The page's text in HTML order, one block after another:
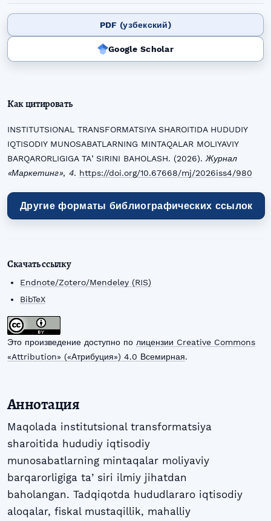
PDF (узбекский)
Google Scholar
Как цитировать
INSTITUTSIONAL TRANSFORMATSIYA SHAROITIDA HUDUDIY
IQTISODIY MUNOSABATLARNING MINTAQALAR MOLIYAVIY
BARQARORLIGIGA TAʼSIRINI BAHOLASH. (2026). Журнал
«Маркетинг», 4. https://doi.org/10.67668/mj/2026iss4/980
Другие форматы библиографических ссылок
Скачать ссылку
Endnote/Zotero/Mendeley (RIS)
BibTeX
Это произведение доступно по лицензии Creative Commons
«Attribution» («Атрибуция») 4.0 Всемирная.
Аннотация
Maqolada institutsional transformatsiya
sharoitida hududiy iqtisodiy
munosabatlarning mintaqalar moliyaviy
barqarorligiga taʼsiri ilmiy jihatdan
baholangan. Tadqiqotda hududlararo iqtisodiy
aloqalar, fiskal mustaqillik, mahalliy